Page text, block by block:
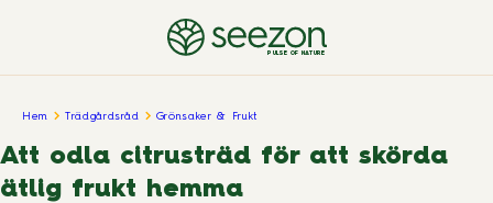
PULSE OF NATURE
Hem Trädgårdsråd Grönsaker & Frukt
Att odla citrusträd för att skörda
ätlig frukt hemma